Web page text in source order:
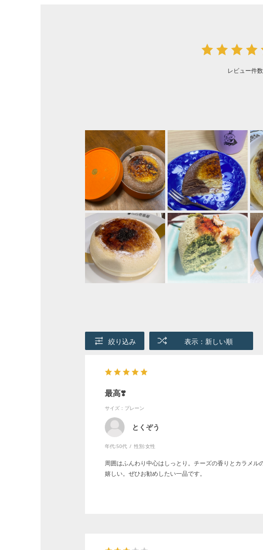
レビュー件数
絞り込み 表示：新しい順
最高❣️
サイズ：プレーン
とくぞう
年代:50代 性別:女性
周囲はふんわり中心はしっとり。チーズの香りとカラメ
嬉しい。ぜひお勧めしたい一品です。